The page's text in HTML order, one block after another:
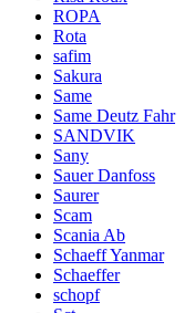
ROPA
Rota
safim
Sakura
Same
Same Deutz Fahr
SANDVIK
Sany
Sauer Danfoss
Saurer
Scam
Scania Ab
Schaeff Yanmar
Schaeffer
schopf